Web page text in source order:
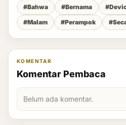
#Bahwa
#Bernama
#Malam
#Perampok
KOMENTAR
Komentar Pembaca
Belum ada komentar.